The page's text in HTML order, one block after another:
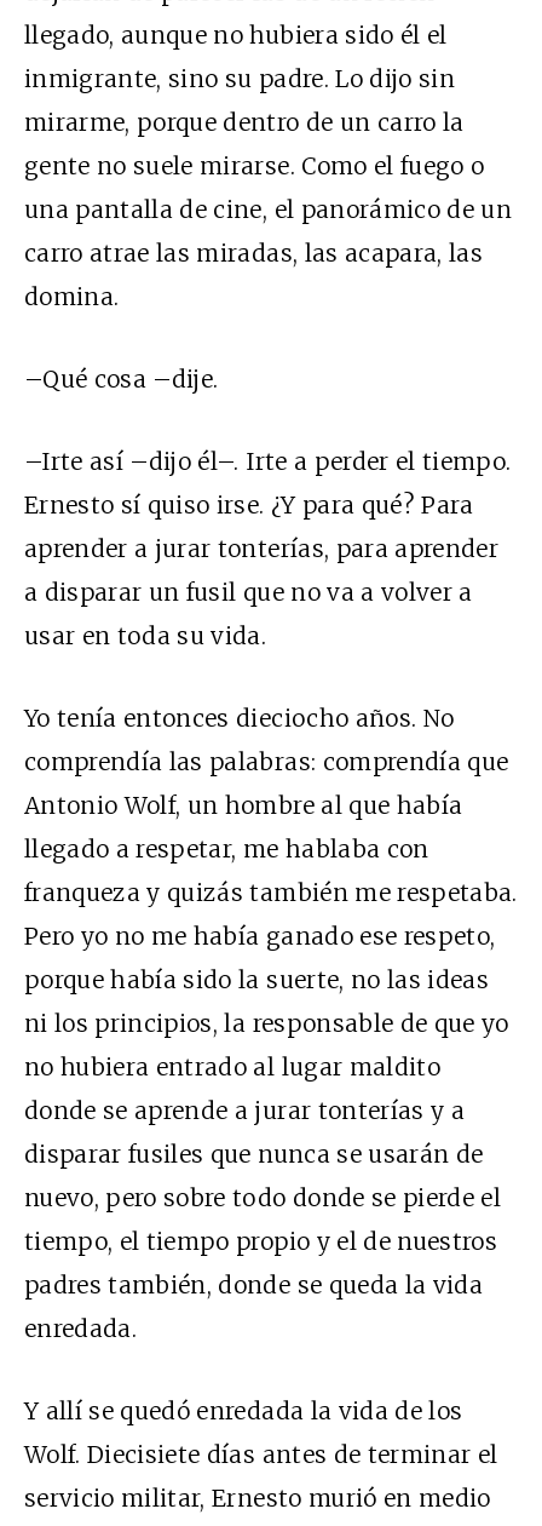
llegado, aunque no hubiera sido él el
inmigrante, sino su padre. Lo dijo sin
mirarme, porque dentro de un carro la
gente no suele mirarse. Como el fuego o
una pantalla de cine, el panorámico de un
carro atrae las miradas, las acapara, las
domina.
–Qué cosa –dije.
–Irte así –dijo él–. Irte a perder el tiempo.
Ernesto sí quiso irse. ¿Y para qué? Para
aprender a jurar tonterías, para aprender
a disparar un fusil que no va a volver a
usar en toda su vida.
Yo tenía entonces dieciocho años. No
comprendía las palabras: comprendía que
Antonio Wolf, un hombre al que había
llegado a respetar, me hablaba con
franqueza y quizás también me respetaba.
Pero yo no me había ganado ese respeto,
porque había sido la suerte, no las ideas
ni los principios, la responsable de que yo
no hubiera entrado al lugar maldito
donde se aprende a jurar tonterías y a
disparar fusiles que nunca se usarán de
nuevo, pero sobre todo donde se pierde el
tiempo, el tiempo propio y el de nuestros
padres también, donde se queda la vida
enredada.
Y allí se quedó enredada la vida de los
Wolf. Diecisiete días antes de terminar el
servicio militar, Ernesto murió en medio